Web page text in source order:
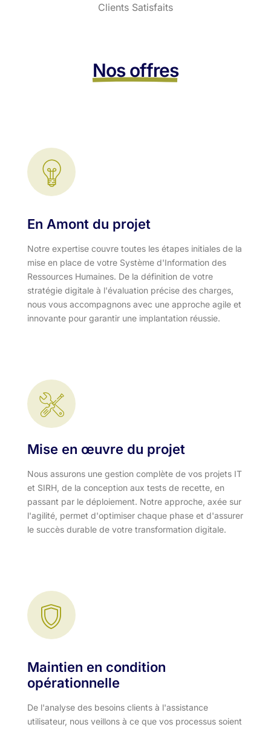
Clients Satisfaits
Nos offres
En Amont du projet
Notre expertise couvre toutes les étapes initiales de la
mise en place de votre Système d'Information des
Ressources Humaines. De la définition de votre
stratégie digitale à l'évaluation précise des charges,
nous vous accompagnons avec une approche agile et
innovante pour garantir une implantation réussie.
Mise en œuvre du projet
Nous assurons une gestion complète de vos projets IT
et SIRH, de la conception aux tests de recette, en
passant par le déploiement. Notre approche, axée sur
l'agilité, permet d'optimiser chaque phase et d'assurer
le succès durable de votre transformation digitale.
Maintien en condition
opérationnelle
De l'analyse des besoins clients à l'assistance
utilisateur, nous veillons à ce que vos processus soient